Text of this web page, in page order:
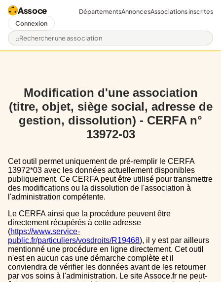
Assoce
Rechercher une association
DépartementsAnnoncesAssociations inscrites
Connexion
Modification d'une association
(titre, objet, siège social, adresse de
gestion, dissolution) - CERFA n°
13972-03
Cet outil permet uniquement de pré-remplir le CERFA
13972*03 avec les données actuellement disponibles
publiquement. Ce CERFA peut être utilisé pour transmettre
des modifications ou la dissolution de l'association à
l'administration compétente.
Le CERFA ainsi que la procédure peuvent être
directement récupérés à cette adresse
(https://www.service-
public.fr/particuliers/vosdroits/R19468), il y est par ailleurs
mentionné une procédure en ligne directement. Cet outil
n'est en aucun cas une démarche complète et il
conviendra de vérifier les données avant de les retourner
par vos soins à l'administration. Le site Assoce.fr ne peut-